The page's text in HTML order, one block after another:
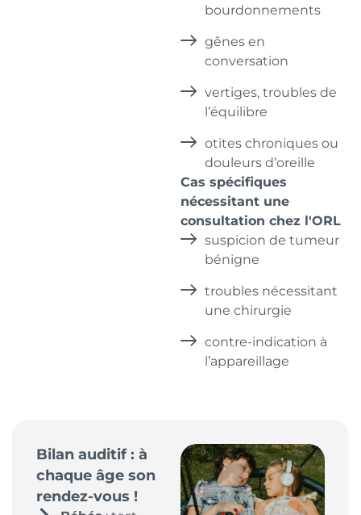
bourdonnements
gênes en
conversation
vertiges, troubles de
l’équilibre
otites chroniques ou
douleurs d’oreille
Cas spécifiques
nécessitant une
consultation chez l'ORL
suspicion de tumeur
bénigne
troubles nécessitant
une chirurgie
contre-indication à
l’appareillage
Bilan auditif : à
chaque âge son
rendez-vous !